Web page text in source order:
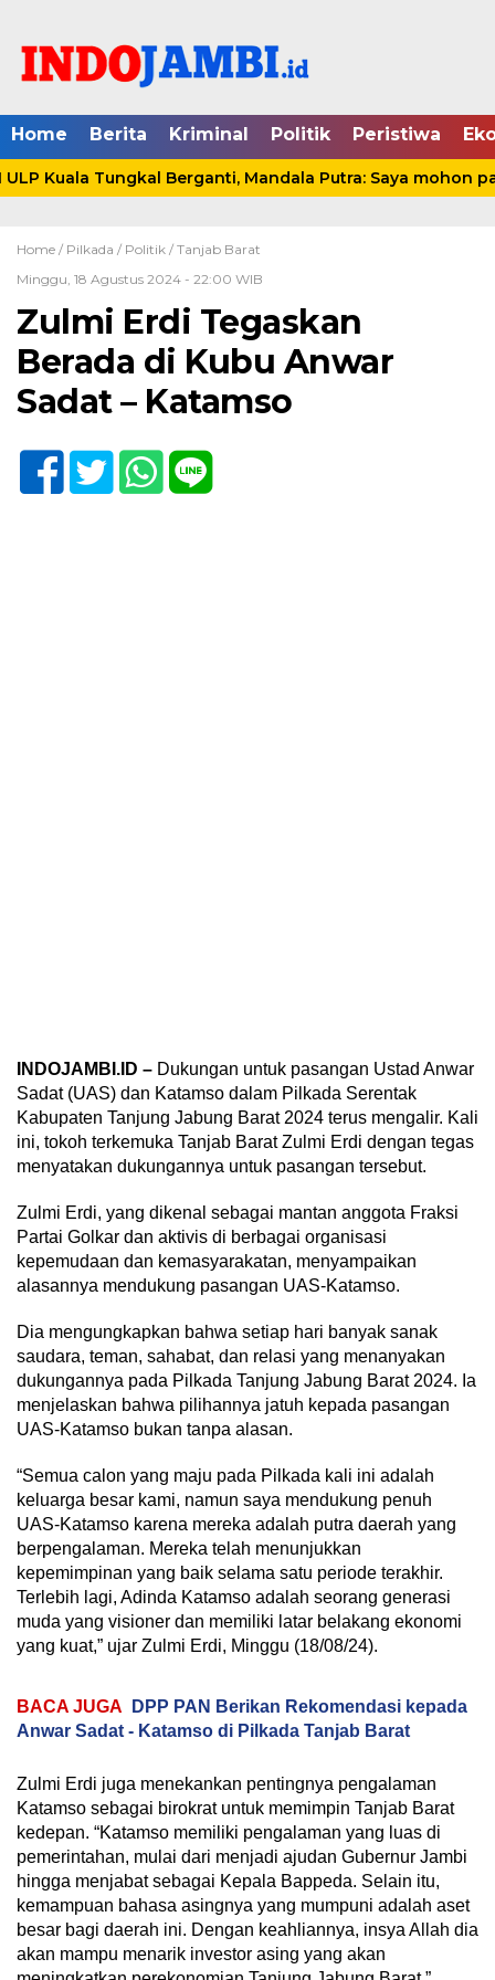
Home Berita Kriminal Politik Peristiwa
Kuala Tungkal Berganti, Mandala Putra: Saya mohon
Home / Pilkada / Politik / Tanjab Barat
Minggu, 18 Agustus 2024 - 22:00 WIB
Zulmi Erdi Tegaskan
Berada di Kubu Anwar
Sadat – Katamso
INDOJAMBI.ID – Dukungan untuk pasangan Ustad Anwar
Sadat (UAS) dan Katamso dalam Pilkada Serentak
Kabupaten Tanjung Jabung Barat 2024 terus mengalir. Kali
ini, tokoh terkemuka Tanjab Barat Zulmi Erdi dengan tegas
menyatakan dukungannya untuk pasangan tersebut.
Zulmi Erdi, yang dikenal sebagai mantan anggota Fraksi
Partai Golkar dan aktivis di berbagai organisasi
kepemudaan dan kemasyarakatan, menyampaikan
alasannya mendukung pasangan UAS-Katamso.
Dia mengungkapkan bahwa setiap hari banyak sanak
saudara, teman, sahabat, dan relasi yang menanyakan
dukungannya pada Pilkada Tanjung Jabung Barat 2024. Ia
menjelaskan bahwa pilihannya jatuh kepada pasangan
UAS-Katamso bukan tanpa alasan.
“Semua calon yang maju pada Pilkada kali ini adalah
keluarga besar kami, namun saya mendukung penuh
UAS-Katamso karena mereka adalah putra daerah yang
berpengalaman. Mereka telah menunjukkan
kepemimpinan yang baik selama satu periode terakhir.
Terlebih lagi, Adinda Katamso adalah seorang generasi
muda yang visioner dan memiliki latar belakang ekonomi
yang kuat,” ujar Zulmi Erdi, Minggu (18/08/24).
BACA JUGA
DPP PAN Berikan Rekomendasi kepada
Anwar Sadat - Katamso di Pilkada Tanjab Barat
Zulmi Erdi juga menekankan pentingnya pengalaman
Katamso sebagai birokrat untuk memimpin Tanjab Barat
kedepan. “Katamso memiliki pengalaman yang luas di
pemerintahan, mulai dari menjadi ajudan Gubernur Jambi
hingga menjabat sebagai Kepala Bappeda. Selain itu,
kemampuan bahasa asingnya yang mumpuni adalah aset
besar bagi daerah ini. Dengan keahliannya, insya Allah dia
akan mampu menarik investor asing yang akan